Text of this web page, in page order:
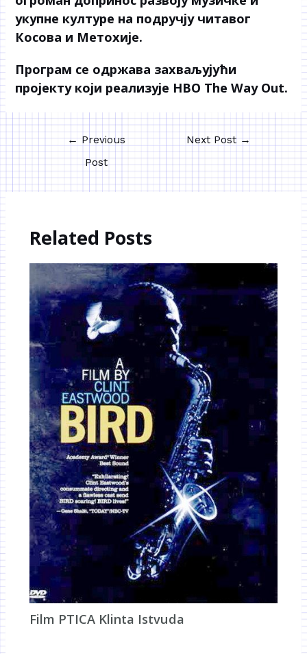
укупне културе на подручју читавог
Косова и Метохије.
Програм се одржава захваљујући
пројекту који реализује НВО The Way Out.
← Previous
Post
Next Post →
Related Posts
Film PTICA Klinta Istvuda